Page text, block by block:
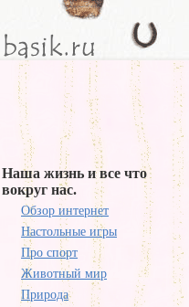
Наша жизнь и все что
вокруг нас.
Обзор интернет
Настольные игры
Про спорт
Животный мир
Природа